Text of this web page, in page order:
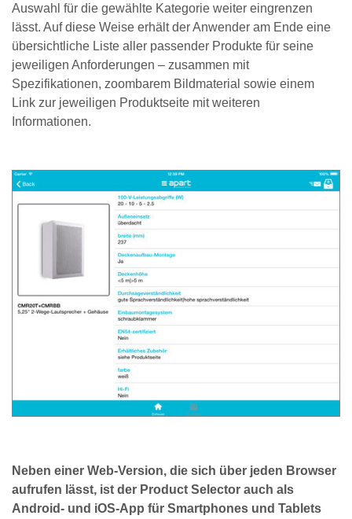
Auswahl für die gewählte Kategorie weiter eingrenzen
lässt. Auf diese Weise erhält der Anwender am Ende eine
übersichtliche Liste aller passender Produkte für seine
jeweiligen Anforderungen – zusammen mit
Spezifikationen, zoombarem Bildmaterial sowie einem
Link zur jeweiligen Produktseite mit weiteren
Informationen.
Neben einer Web-Version, die sich über jeden Browser
aufrufen lässt, ist der Product Selector auch als
Android- und iOS-App für Smartphones und Tablets